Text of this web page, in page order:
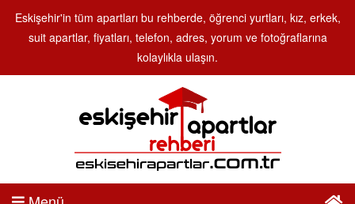
Eskişehir'in tüm apartları bu rehberde, öğrenci yurtları, kız, erkek,
suit apartlar, fiyatları, telefon, adres, yorum ve fotoğraflarına
kolaylıkla ulaşın.